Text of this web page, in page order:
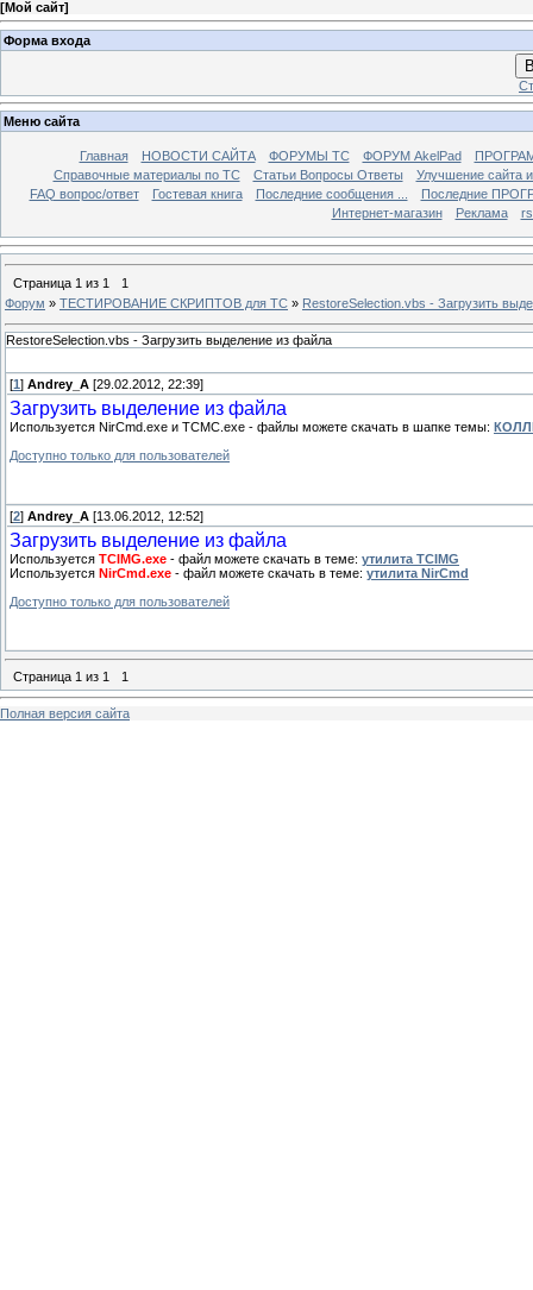
[Мой сайт]
Форма входа
Меню сайта
Главная НОВОСТИ САЙТА ФОРУМЫ TC ФОРУМ AkelPad
Справочные материалы по TС
Статьи Вопросы Ответы
Улучшение сайта
FAQ вопрос/ответ
Гостевая книга Последние сообщения ...
Последние
Интернет-магазин
Реклама
Страница 1 из 1
1
Форум » ТЕСТИРОВАНИЕ СКРИПТОВ для TC » RestoreSelection.vbs - Загрузить
RestoreSelection.vbs - Загрузить выделение из файла
[1 ] Andrey_A [29.02.2012, 22:39]
Загрузить выделение из файла
Используется NirCmd.exe и TCMC.exe - файлы можете скачать в шапке темы:
Доступно только для пользователей
[2] Andrey_A [13.06.2012, 12:52]
Загрузить выделение из файла
Используется TCIMG.exe - файл можете скачать в теме: утилита TCIMG
Используется NirCmd.exe - файл можете скачать в теме: утилита NirCmd
Доступно только для пользователей
Страница 1 из 1 1
Полная версия сайта